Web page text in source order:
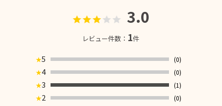
3.0
レビュー件数： 1件
★5
(0)
★4
(0)
★3
(1)
★2 (0)